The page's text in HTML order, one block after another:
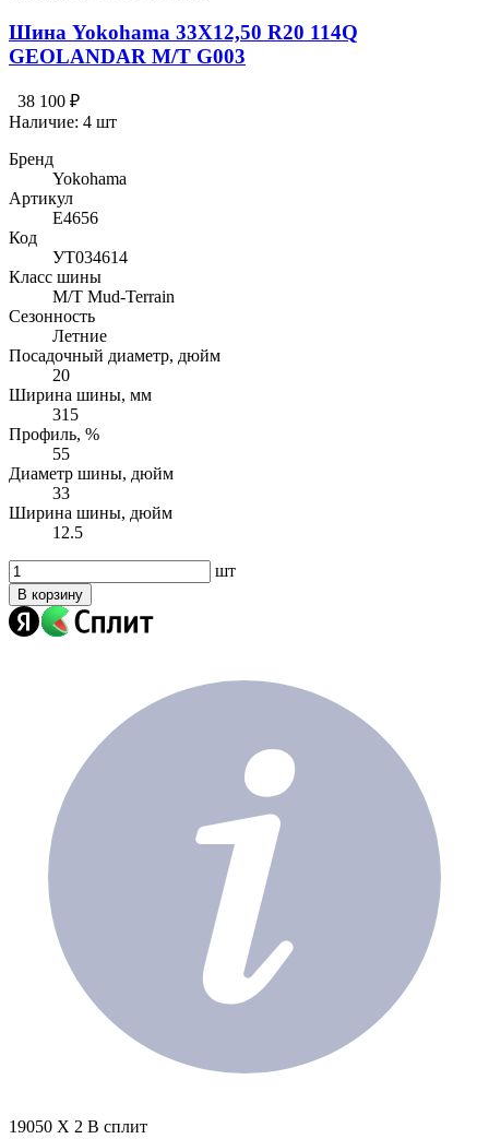
Шина Yokohama 33X12,50 R20 114Q
GEOLANDAR M/T G003
38 100 ₽
Наличие: 4 шт
Бренд
Yokohama
Артикул
E4656
Код
УТ034614
Класс шины
M/T Mud-Terrain
Сезонность
Летние
Посадочный диаметр, дюйм
20
Ширина шины, мм
315
Профиль, %
55
Диаметр шины, дюйм
33
Ширина шины, дюйм
12.5
шт
В корзину
19050 X 2 В сплит